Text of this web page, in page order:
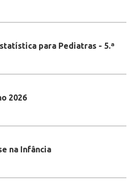
para Pediatras - 5.ª
2026
na Infância